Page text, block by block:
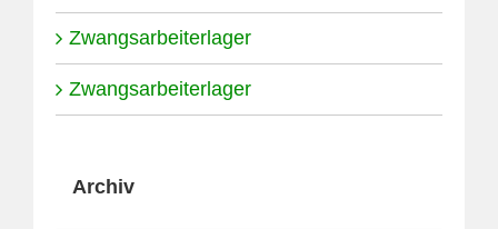
Zwangsarbeiterlager
Zwangsarbeiterlager
Archiv